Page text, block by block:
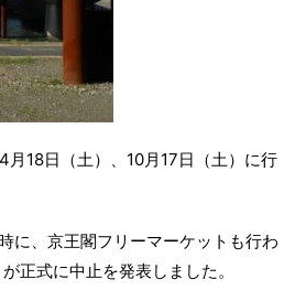
18日（土）、10月17日（土）に行
に、京王閣フリーマーケットも行わ
正式に中止を発表しました。